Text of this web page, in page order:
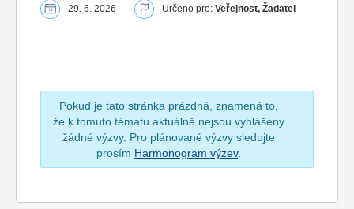
29. 6. 2026 Určeno pro: Veřejnost, Žadatel
Pokud je tato stránka prázdná, znamená to,
že k tomuto tématu aktuálně nejsou vyhlášeny
žádné výzvy. Pro plánované výzvy sledujte
prosím Harmonogram výzev.